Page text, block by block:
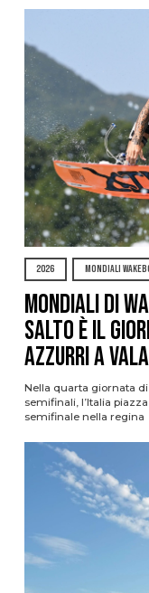
2026 MONDIALI
Mondiali di
Salto è il
azzurri a
Nella quarta giornata
semifinali, l’Italia
semifinale nella regina